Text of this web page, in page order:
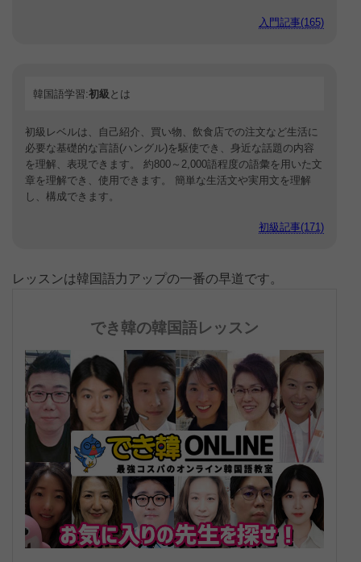
入門記事(165)
韓国語学習:初級 とは
初級レベルは、自己紹介、買い物、飲食店での注文など生活に
必要な基礎的な言語(ハングル)を駆使でき、身近な話題の内容
を理解、表現できます。 約800～2,000語程度の語彙を用いた文
章を理解でき、使用できます。 簡単な生活文や実用文を理解
し、構成できます。
初級記事(171)
レッスンは韓国語力アップの一番の早道です。
でき韓の韓国語レッスン